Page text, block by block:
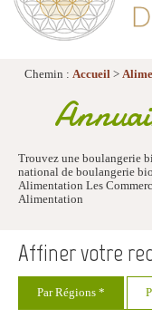
Chemin : Accueil >
Trouvez une boulangerie
national de boulangerie
Alimentation Les
Alimentation
Affiner votre
Par Régions *